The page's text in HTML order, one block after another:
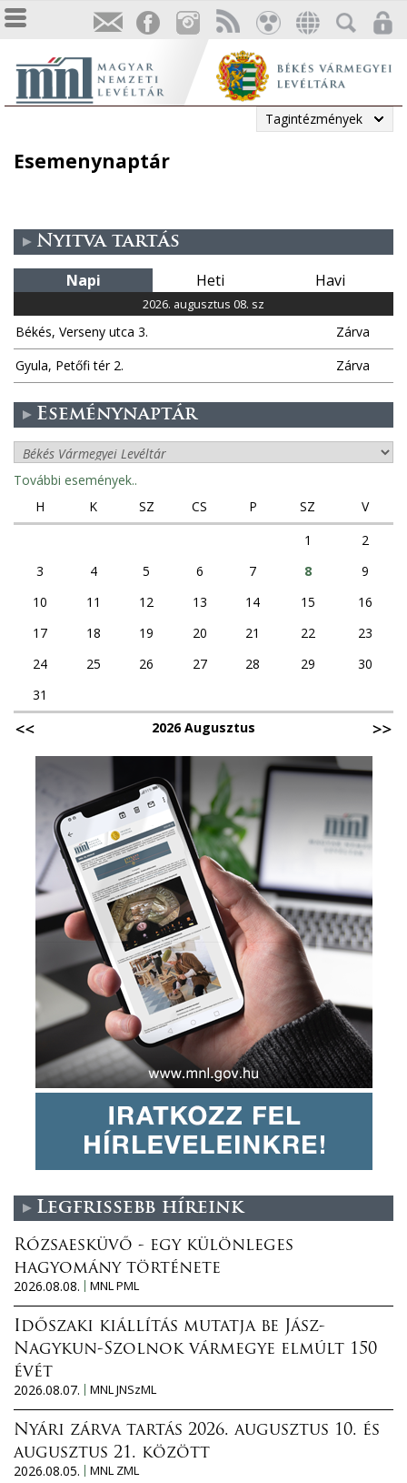
Tagintézmények
Esemenynaptár
Nyitva tartás
Napi Heti Havi
2026. augusztus 08. sz
Békés, Verseny utca 3.
Zárva
Gyula, Petőfi tér 2.
Zárva
Eseménynaptár
További események..
H
K SZ CS P SZ
V
1
2
3
4 5 6 7 8
9
10
11 12 13 14 15
16
17
18 19 20 21 22
23
24
25 26 27 28 29
30
31
2026 Augusztus
Legfrissebb híreink
Rózsaesküvő - egy különleges
hagyomány története
2026.08.08.
MNL PML
Időszaki kiállítás mutatja be Jász-
Nagykun-Szolnok vármegye elmúlt 150
évét
2026.08.07.
MNL JNSzML
Nyári zárva tartás 2026. augusztus 10. és
augusztus 21. között
2026.08.05.
MNL ZML